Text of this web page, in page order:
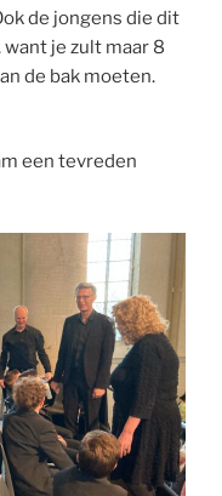
de jongens die dit
je zult maar 8
de bak moeten.
een tevreden